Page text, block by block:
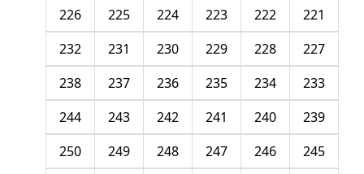
221
222
223
224
225
226
227
228
229
230
231
232
233
234
235
236
237
238
239
240
241
242
243
244
245
246
247
248
249
250